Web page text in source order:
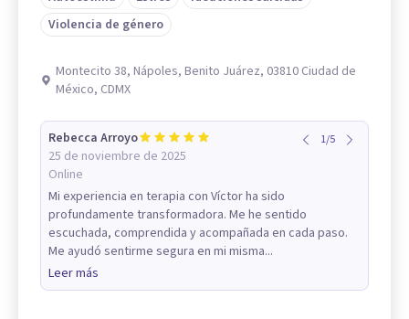
Violencia de género
Montecito 38, Nápoles, Benito Juárez, 03810 Ciudad de
México, CDMX
Rebecca Arroyo
25 de noviembre de 2025
Online
1/5
Mi experiencia en terapia con Víctor ha sido
profundamente transformadora. Me he sentido
escuchada, comprendida y acompañada en cada paso.
Me ayudó sentirme segura en mi misma...
Leer más